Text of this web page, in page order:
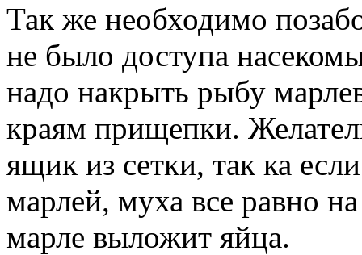
Так же необходимо
не было доступа
надо накрыть рыбу
краям прищепки.
ящик из сетки, так ка
марлей, муха все равно
марле выложит яйца.